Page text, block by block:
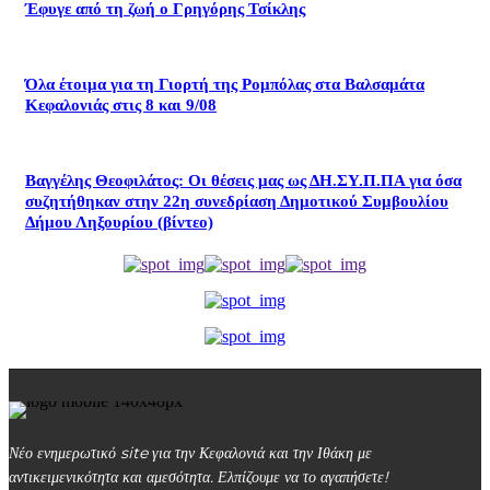
Έφυγε από τη ζωή ο Γρηγόρης Τσίκλης
Όλα έτοιμα για τη Γιορτή της Ρομπόλας στα Βαλσαμάτα
Κεφαλονιάς στις 8 και 9/08
Βαγγέλης Θεοφιλάτος: Οι θέσεις μας ως ΔΗ.ΣΥ.Π.ΠΑ για όσα
συζητήθηκαν στην 22η συνεδρίαση Δημοτικού Συμβουλίου
Δήμου Ληξουρίου (βίντεο)
Νέο ενημερωτικό site για την Κεφαλονιά και την Ιθάκη με
αντικειμενικότητα και αμεσότητα. Ελπίζουμε να το αγαπήσετε!